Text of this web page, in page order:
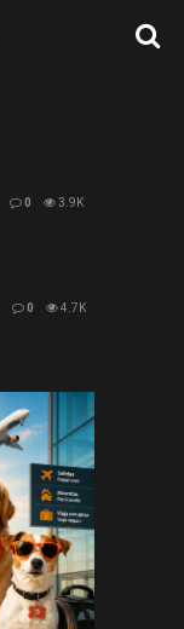
0 3.9K
0 4.7K